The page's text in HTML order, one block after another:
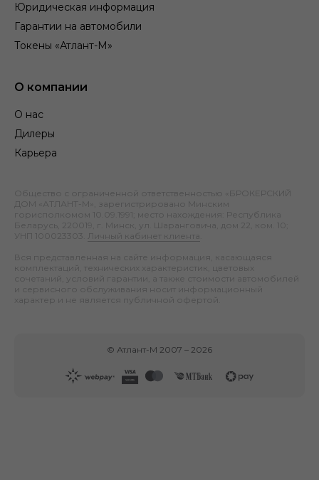
Юридическая информация
Гарантии на автомобили
Токены «Атлант-М»
О компании
О нас
Дилеры
Карьера
Общество с ограниченной ответственностью «БРОКЕРСКИЙ
ДОМ «АТЛАНТ-М», зарегистрировано Минским
горисполкомом 10.09.1991; место нахождения: Республика
Беларусь, 220019, г. Минск, ул. Шаранговича, дом 22, ком. 10;
УНП 100023303.
Личный кабинет клиента
Вся представленная на сайте информация, касающаяся
комплектаций, технических характеристик, цветовых
сочетаний, условий гарантии, а также стоимости автомобилей
и сервисного обслуживания носит информационный
характер и не является публичной офертой.
© Атлант-М 2007 – 2026